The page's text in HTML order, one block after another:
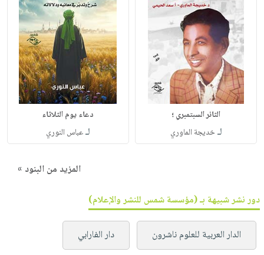
الثائر السبتمبري ؛
لـخديجة الماوري
دعاء يوم الثلاثاء
لـعباس النوري
المزيد من البنود »
دور نشر شبيهة بـ (مؤسسة شمس للنشر والإعلام)
الدار العربية للعلوم ناشرون دار الفارابي